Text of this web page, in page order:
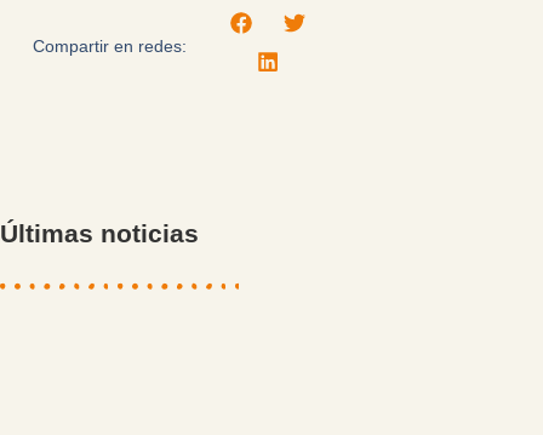
Compartir en redes:
Últimas noticias